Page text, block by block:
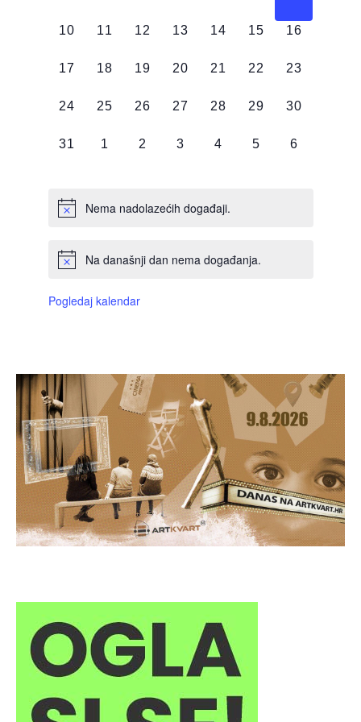
0
10
0
11
0
12
0
13
0
14
0
15
0
16
0
17
0
18
0
19
0
20
0
21
0
22
0
23
0
24
0
25
0
26
0
27
0
28
0
29
0
30
0
31
0
1
0
2
0
3
0
4
0
5
0
6
Nema nadolazećih događaji.
Na današnji dan nema događanja.
Pogledaj kalendar